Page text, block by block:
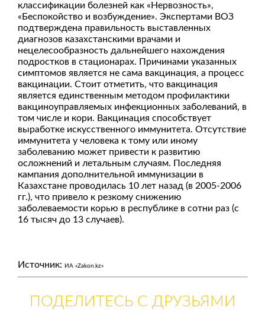
классификации болезней как «Нервозность»,
«Беспокойство и возбуждение». Экспертами ВОЗ
подтверждена правильность выставленных
диагнозов казахстанскими врачами и
нецелесообразность дальнейшего нахождения
подростков в стационарах. Причинами указанных
симптомов является не сама вакцинация, а процесс
вакцинации. Стоит отметить, что вакцинация
является единственным методом профилактики
вакциноуправляемых инфекционных заболеваний, в
том числе и кори. Вакцинация способствует
выработке искусственного иммунитета. Отсутствие
иммунитета у человека к тому или иному
заболеванию может привести к развитию
осложнений и летальным случаям. Последняя
кампания дополнительной иммунизации в
Казахстане проводилась 10 лет назад (в 2005-2006
гг.), что привело к резкому снижению
заболеваемости корью в республике в сотни раз (с
16 тысяч до 13 случаев).
Источник: ИА «Zakon.kz»
ПОДЕЛИТЕСЬ С ДРУЗЬЯМИ